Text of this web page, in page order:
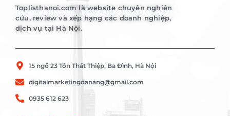
Toplisthanoi.com là website chuyên nghiên
cứu, review và xếp hạng các doanh nghiệp,
dịch vụ tại Hà Nội.
15 ngõ 23 Tôn Thất Thiệp, Ba Đình, Hà Nội
digitalmarketingdanang@gmail.com
0935 612 623